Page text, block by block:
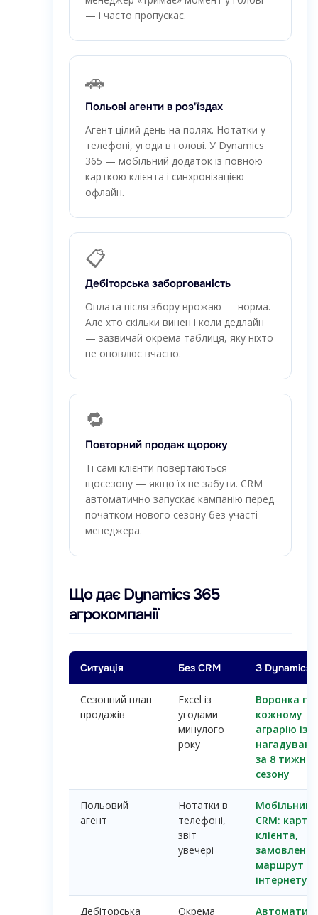
— і часто пропускає.
🚗
Польові агенти в роз'їздах
Агент цілий день на полях. Нотатки у
телефоні, угоди в голові. У Dynamics
365 — мобільний додаток із повною
карткою клієнта і синхронізацією
офлайн.
📋
Дебіторська заборгованість
Оплата після збору врожаю — норма.
Але хто скільки винен і коли дедлайн
— зазвичай окрема таблиця, яку ніхто
не оновлює вчасно.
🔁
Повторний продаж щороку
Ті самі клієнти повертаються
щосезону — якщо їх не забути. CRM
автоматично запускає кампанію перед
початком нового сезону без участі
менеджера.
Що дає Dynamics 365
агрокомпанії
Ситуація Без CRM З Dynamics
Сезонний план
продажів
Excel із
угодами
минулого
року
Воронка по
кожному
аграрію із
за 8
сезону
Польовий
агент
Нотатки в
телефоні,
звіт
увечері
Мобільний
CRM:
клієнта,
маршрут —
інтернету
Дебіторська Окрема